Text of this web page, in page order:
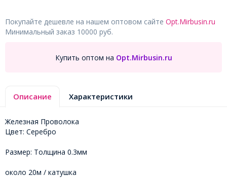
Покупайте дешевле на нашем оптовом сайте Opt.Mirbusin.ru
Минимальный заказ 10000 руб.
Купить оптом на Opt.Mirbusin.ru
Описание Характеристики
Железная Проволока
Цвет: Серебро
Размер: Толщина 0.3мм
около 20м / катушка